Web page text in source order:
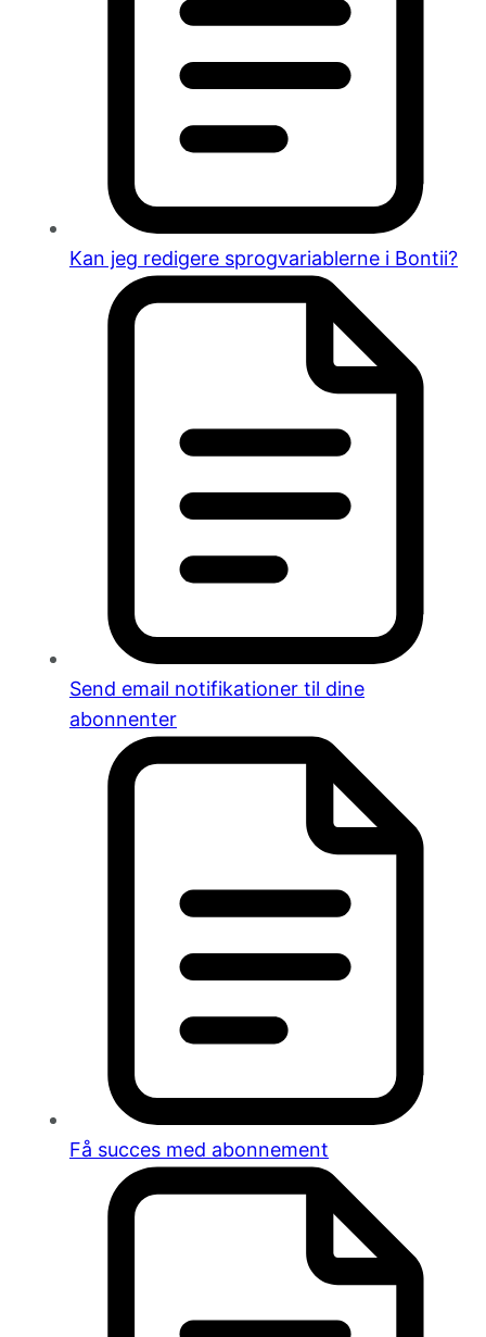
Kan jeg redigere sprogvariablerne i Bontii?
Send email notifikationer til dine
abonnenter
Få succes med abonnement